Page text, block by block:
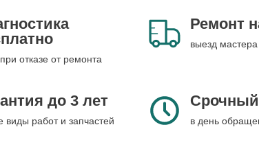
отказе от ремонта
Ремонт
выезд
до 3 лет
виды работ и запчастей в день